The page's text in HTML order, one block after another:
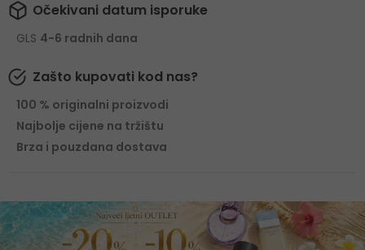
Očekivani datum isporuke
GLS 4-6 radnih dana
Zašto kupovati kod nas?
100 % originalni proizvodi
Najbolje cijene na tržištu
Brza i pouzdana dostava